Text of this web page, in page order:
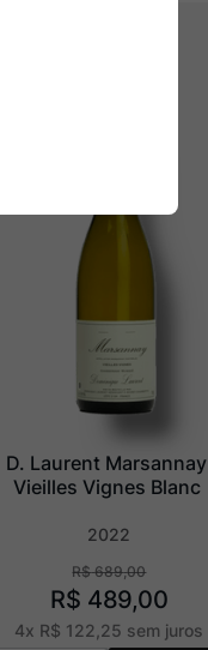
D. Laurent Marsannay
Vieilles Vignes Blanc
2022
R$ 689,00
R$ 489,00
4x R$ 122 25 sem juros